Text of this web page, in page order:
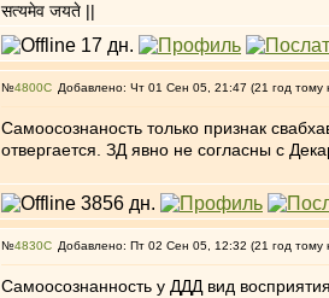
सत्यमेव जयते ||
№4800 Добавлено: Чт 01 Сен 05, 21:47 (21 год тому
Самоосознаность только признак
отвергается. ЗД явно не согласны с
№4830 Добавлено: Пт 02 Сен 05, 12:32 (21 год тому
Самоосознанность у ДДД вид